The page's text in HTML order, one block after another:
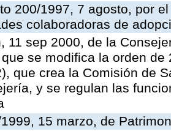
200/1997, 7 agosto, por
colaboradoras de
11 sep 2000, de la
se modifica la orden
que crea la Comisión de
y se regulan las
15 marzo, de